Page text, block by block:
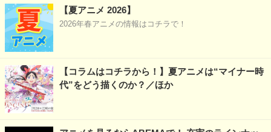
【夏アニメ 2026】
2026年春アニメの情報はコチラで！
【コラムはコチラから！】夏アニメは“マイナー時
代”をどう描くのか？／ほか